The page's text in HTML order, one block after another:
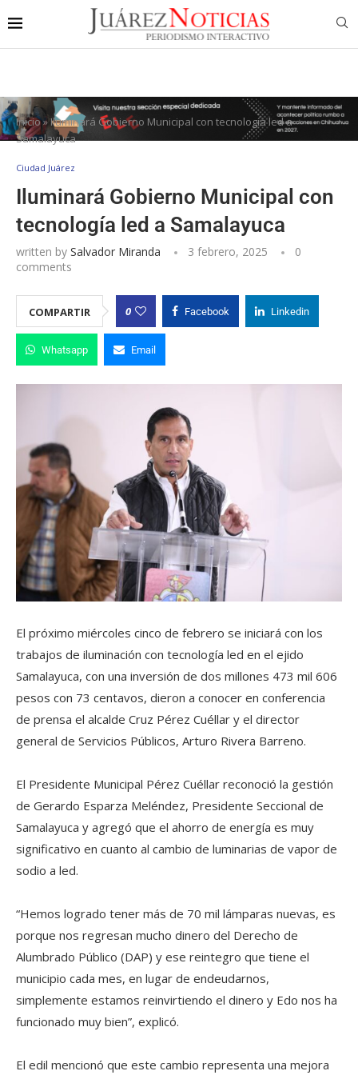
Inicio»Iluminará Gobierno Municipal con tecnología led a
Samalayuca
Ciudad Juárez
Iluminará Gobierno Municipal con
tecnología led a Samalayuca
written by Salvador Miranda 3 febrero, 2025
0
comments
COMPARTIR 0 Facebook Linkedin
Whatsapp Email
El próximo miércoles cinco de febrero se iniciará con los
trabajos de iluminación con tecnología led en el ejido
Samalayuca, con una inversión de dos millones 473 mil 606
pesos con 73 centavos, dieron a conocer en conferencia
de prensa el alcalde Cruz Pérez Cuéllar y el director
general de Servicios Públicos, Arturo Rivera Barreno.
El Presidente Municipal Pérez Cuéllar reconoció la gestión
de Gerardo Esparza Meléndez, Presidente Seccional de
Samalayuca y agregó que el ahorro de energía es muy
significativo en cuanto al cambio de luminarias de vapor de
sodio a led.
“Hemos logrado tener más de 70 mil lámparas nuevas, es
porque nos regresan mucho dinero del Derecho de
Alumbrado Público (DAP) y ese reintegro que tiene el
municipio cada mes, en lugar de endeudarnos,
simplemente estamos reinvirtiendo el dinero y Edo nos ha
funcionado muy bien”, explicó.
El edil mencionó que este cambio representa una mejora